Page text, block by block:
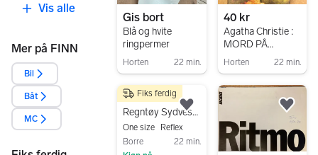
Vis alle
Mer på FINN
Bil
Båt
MC
Gis bort
Blå og hvite
ringpermer
Horten 22 min.
40 kr
Agatha Christie :
MORD PÅ
NILEN/MORDER
VAR VITNE
Horten 22 min.
100 kr
Regntøy Sydvest og regnvotter str 1-2 år
One size
Reflex
Borre
22 min.
Fiks ferdig
Legg til som favoritt.